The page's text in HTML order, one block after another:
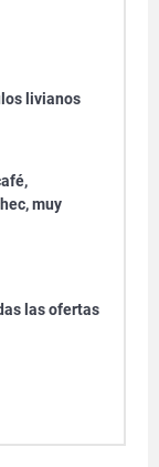
livianos
muy
las ofertas